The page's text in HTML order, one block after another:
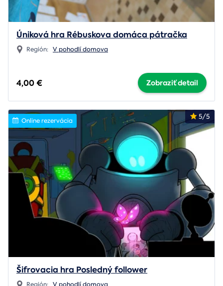
Úniková hra Rébuskova domáca pátračka
Región: V pohodlí domova
4,00 € Zobraziť detail
5/5
Online rezervácia
Šifrovacia hra Posledný follower